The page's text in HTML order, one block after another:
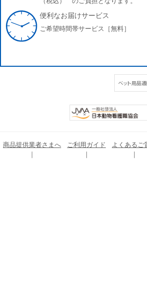
便利なお届けサービス
ご希望時間帯サービス［無料］
商品提供業者さまへ ご利用ガイド よくあるご